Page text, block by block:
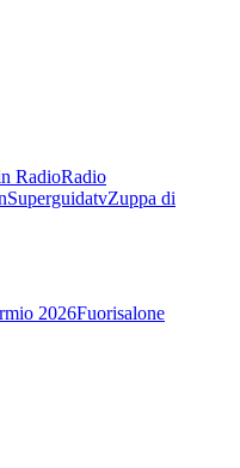
RadioRadio
SuperguidatvZuppa di
2026Fuorisalone